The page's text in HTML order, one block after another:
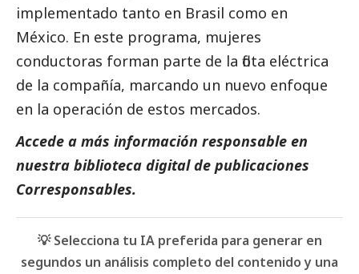
implementado tanto en Brasil como en
México. En este programa, mujeres
conductoras forman parte de la flota eléctrica
de la compañía, marcando un nuevo enfoque
en la operación de estos mercados.
Accede a más información responsable en
nuestra biblioteca digital de publicaciones
Corresponsables.
💡 Selecciona tu IA preferida para generar en
segundos un análisis completo del contenido y una